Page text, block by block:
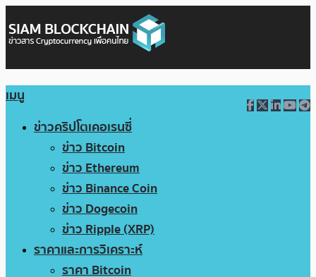
เมนู
ข่าวคริปโตเคอเรนซี่
ข่าว Bitcoin
ข่าว Ethereum
ข่าว Binance Coin
ข่าว Dogecoin
ข่าว Ripple (XRP)
ราคาและการวิเคราะห์
ราคา Bitcoin